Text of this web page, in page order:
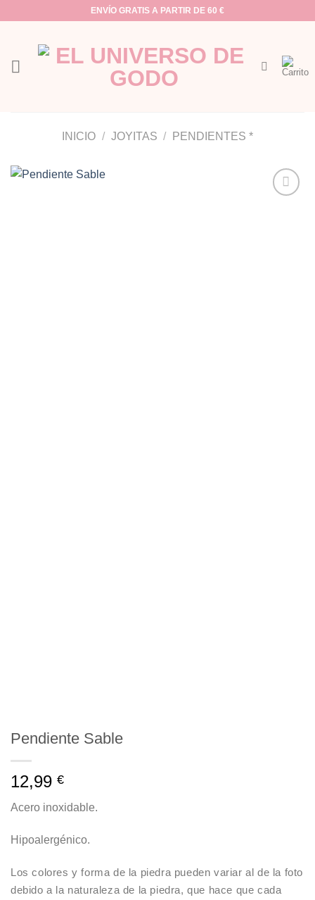
contenido
ENVÍO GRATIS A PARTIR DE 60 €
INICIO / JOYITAS / PENDIENTES *
Pendiente Sable
12,99 €
Acero inoxidable.
Hipoalergénico.
Los colores y forma de la piedra pueden variar al de la foto
debido a la naturaleza de la piedra, que hace que cada